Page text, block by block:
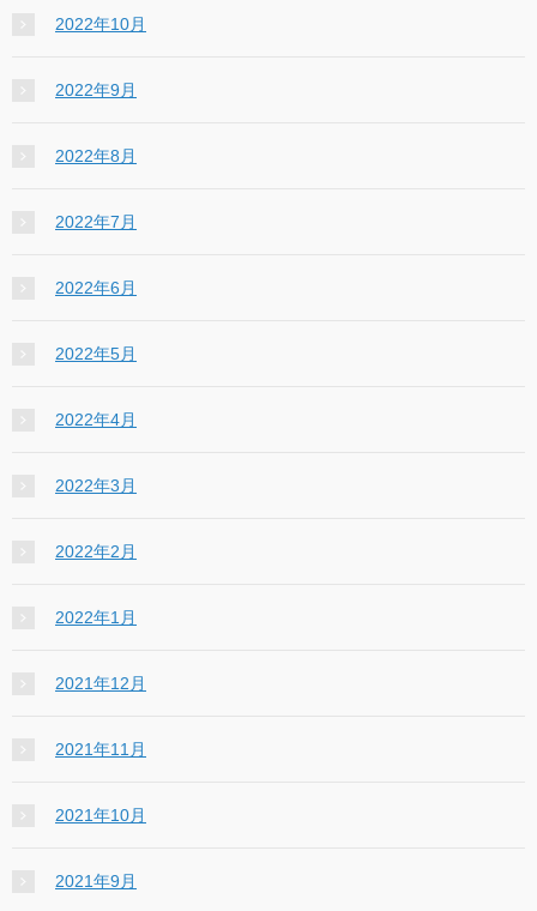
2022年10月
2022年9月
2022年8月
2022年7月
2022年6月
2022年5月
2022年4月
2022年3月
2022年2月
2022年1月
2021年12月
2021年11月
2021年10月
2021年9月